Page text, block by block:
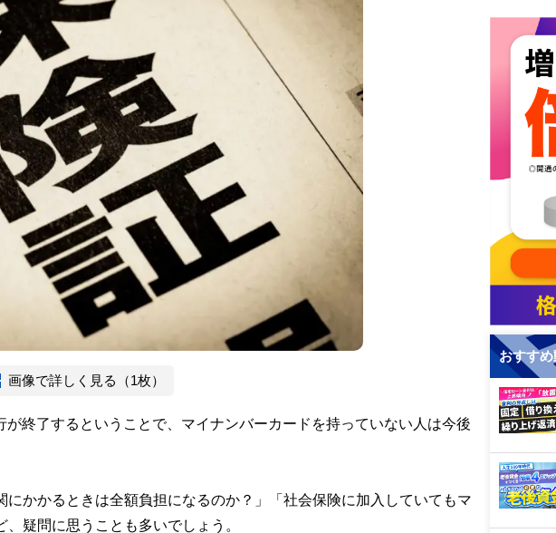
画像で詳しく見る（1枚）
終了するということで、マイナンバーカードを持っていない人は今後
にかかるときは全額負担になるのか？」「社会保険に加入していてもマ
疑問に思うことも多いでしょう。
おすすめ